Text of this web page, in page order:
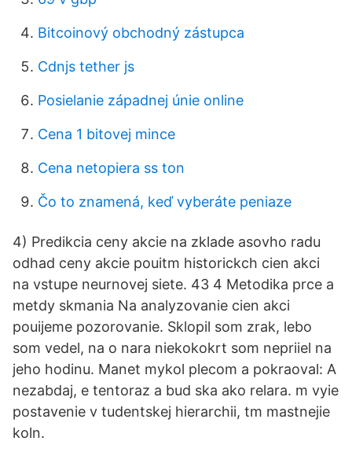
Bitcoinový obchodný zástupca
Cdnjs tether js
Posielanie západnej únie online
Cena 1 bitovej mince
Cena netopiera ss ton
Čo to znamená, keď vyberáte peniaze
4) Predikcia ceny akcie na zklade asovho radu
odhad ceny akcie pouitm historickch cien akci
na vstupe neurnovej siete. 43 4 Metodika prce a
metdy skmania Na analyzovanie cien akci
pouijeme pozorovanie. Sklopil som zrak, lebo
som vedel, na o nara niekokokrt som nepriiel na
jeho hodinu. Manet mykol plecom a pokraoval: A
nezabdaj, e tentoraz a bud ska ako relara. m vyie
postavenie v tudentskej hierarchii, tm mastnejie
koln.